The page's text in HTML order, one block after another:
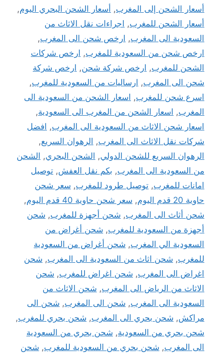
أسعار الشحن إلى المغرب, أسعار الشحن البحري اليوم,
أسعار الشحن للمغرب, اجراءات نقل الاثاث من
السعودية الى المغرب, ارخص شحن الى المغرب,
ارخص شحن من السعودية للمغرب, ارخص شركات
الشحن للمغرب, ارخص شركة شحن, ارخص شركة
شحن الى المغرب, ارساليات من السعودية للمغرب,
اسرع شحن للمغرب, اسعار الشحن من السعودية الى
المغرب, اسعار الشحن من المغرب الى السعودية,
اسعار شحن الاثاث من السعودية الى المغرب, افضل
شركات نقل الاثاث الى المغرب, الرهوان السريع,
الرهوان السريع للشحن الدولي, الشحن البحري, الشحن
من السعودية الى المغرب, بكم نقل العفش, توصيل
امانات للمغرب, توصيل طرود للمغرب, سعر شحن
حاوية 20 قدم اليوم
, سعر شحن حاوية 40 قدم اليوم
,
شحن أثاث الى المغرب, شحن أجهزة للمغرب, شحن
أجهزة من السعودية للمغرب, شحن أغراض من
السعودية الي المغرب, شحن أغراض من السعودية
للمغرب, شحن اثاث من السعودية الى المغرب, شحن
اغراض الى المغرب, شحن اغراض للمغرب, شحن
الاثاث من الرياض الى المغرب, شحن الاثاث من
السعودية الى المغرب, شحن الى المغرب, شحن الى
مراكش, شحن بحري الى المغرب, شحن بحري للمغرب,
شحن بحري من السعودية, شحن بحري من السعودية
الى المغرب, شحن بحري من السعودية للمغرب, شحن